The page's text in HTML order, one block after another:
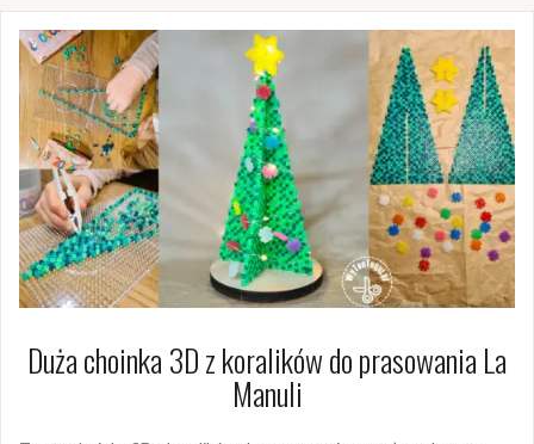
Duża choinka 3D z koralików do prasowania La
Manuli